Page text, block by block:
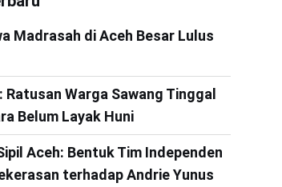
Madrasah di Aceh Besar Lulus
Ratusan Warga Sawang Tinggal
Belum Layak Huni
Aceh: Bentuk Tim Independen
terhadap Andrie Yunus